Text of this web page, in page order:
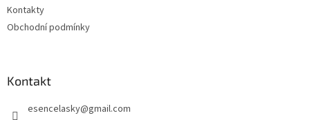
Kontakty
Obchodní podmínky
Kontakt
esencelasky@gmail.com